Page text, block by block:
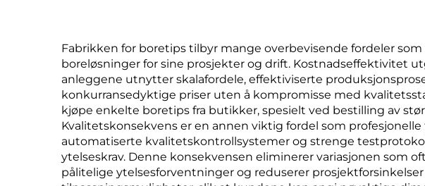
Fabrikken for boretips tilbyr mange overbevisende fordeler
boreløsninger for sine prosjekter og drift. Kostnadseffektivitet
anleggene utnytter skalafordele, effektiviserte
konkurransedyktige priser uten å kompromisse med
kjøpe enkelte boretips fra butikker, spesielt ved bestilling av
Kvalitetskonsekvens er en annen viktig fordel som
automatiserte kvalitetskontrollsystemer og strenge
ytelseskrav. Denne konsekvensen eliminerer variasjonen som
pålitelige ytelsesforventninger og reduserer